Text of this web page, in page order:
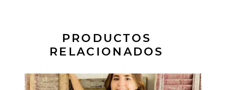
PRODUCTOS
RELACIONADOS